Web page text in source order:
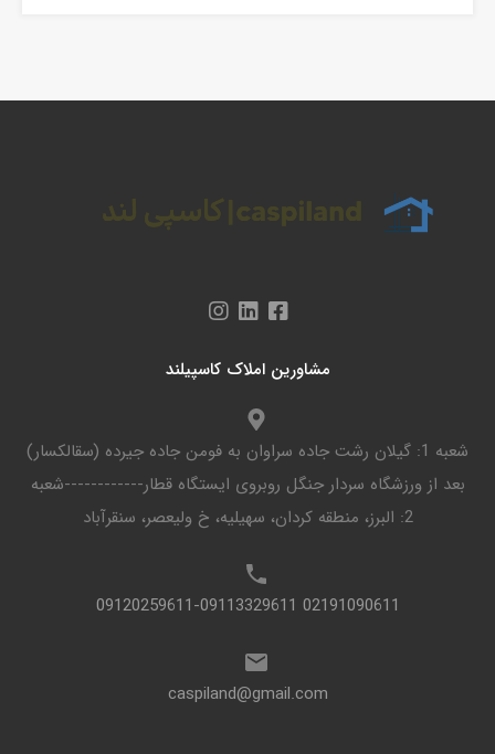
مشاورین املاک کاسپیلند
شعبه 1: گیلان رشت جاده سراوان به فومن جاده جیرده (سقالکسار)
بعد از ورزشگاه سردار جنگل روبروی ایستگاه قطار------------شعبه
2: البرز، منطقه کردان، سهیلیه، خ ولیعصر، سنقرآباد
02191090611 09120259611-09113329611
caspiland@gmail.com